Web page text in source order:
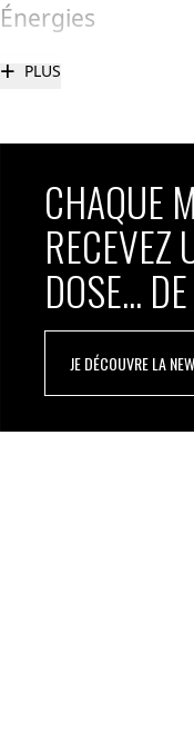
Énergies
+ PLUS
CHAQUE
RECEVEZ
DOSE...
JE DÉCOUVRE LA